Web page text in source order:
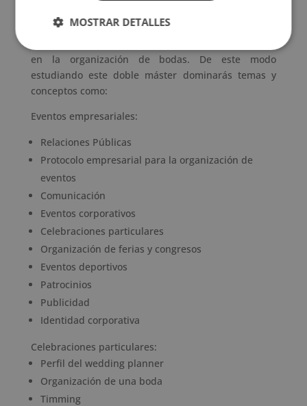
te permitirán conocer a fondo todos los aspectos de
en la organización de bodas. De este modo
estudiando este doble máster dominarás temas y
conceptos como:
Eventos empresariales:
Relaciones Públicas
Protocolo empresarial para la organización de
eventos
Comunicación
Eventos corporativos
Celebraciones particulares
Organización de ferias y congresos
Eventos deportivos
Patrocinios
Publicidad
Identidad corporativa
Celebraciones particulares:
Perfil del wedding planner
Organización de una boda
Timming
MOSTRAR DETALLES